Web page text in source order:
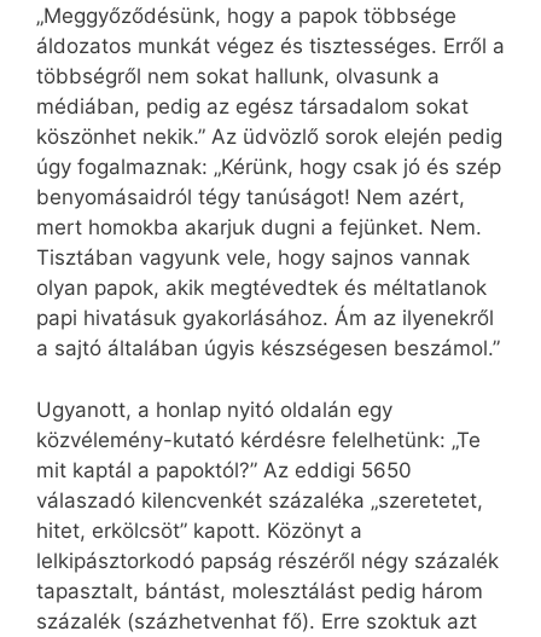
„Meggyőződésünk, hogy a papok többsége
áldozatos munkát végez és tisztességes. Erről a
többségről nem sokat hallunk, olvasunk a
médiában, pedig az egész társadalom sokat
köszönhet nekik.” Az üdvözlő sorok elején pedig
úgy fogalmaznak: „Kérünk, hogy csak jó és szép
benyomásaidról tégy tanúságot! Nem azért,
mert homokba akarjuk dugni a fejünket. Nem.
Tisztában vagyunk vele, hogy sajnos vannak
olyan papok, akik megtévedtek és méltatlanok
papi hivatásuk gyakorlásához. Ám az ilyenekről
a sajtó általában úgyis készségesen beszámol.”
Ugyanott, a honlap nyitó oldalán egy
közvélemény-kutató kérdésre felelhetünk: „Te
mit kaptál a papoktól?” Az eddigi 5650
válaszadó kilencvenkét százaléka „szeretetet,
hitet, erkölcsöt” kapott. Közönyt a
lelkipásztorkodó papság részéről négy százalék
tapasztalt, bántást, molesztálást pedig három
százalék (százhetvenhat fő). Erre szoktuk azt